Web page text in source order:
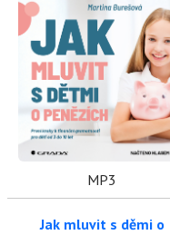
MP3
Jak mluvit s děmi o